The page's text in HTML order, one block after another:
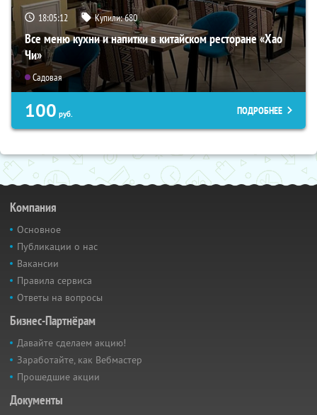
18:05:11 Купили:680
Все меню кухни и напитки в китайском ресторане «Хао
Чи»
Садовая
100 руб. ПОДРОБНЕЕ
Компания
Основное
Публикации о нас
Вакансии
Правила сервиса
Ответы на вопросы
Бизнес-Партнёрам
Давайте сделаем акцию!
Заработайте, как Вебмастер
Прошедшие акции
Документы